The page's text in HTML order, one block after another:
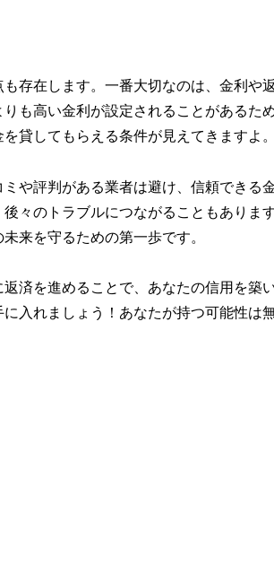
存在します。一番大切なのは、金利や
も高い金利が設定されることがあるた
貸してもらえる条件が見えてきますよ。
や評判がある業者は避け、信頼できる
々のトラブルにつながることもありま
来を守るための第一歩です。
済を進めることで、あなたの信用を築
入れましょう！あなたが持つ可能性は